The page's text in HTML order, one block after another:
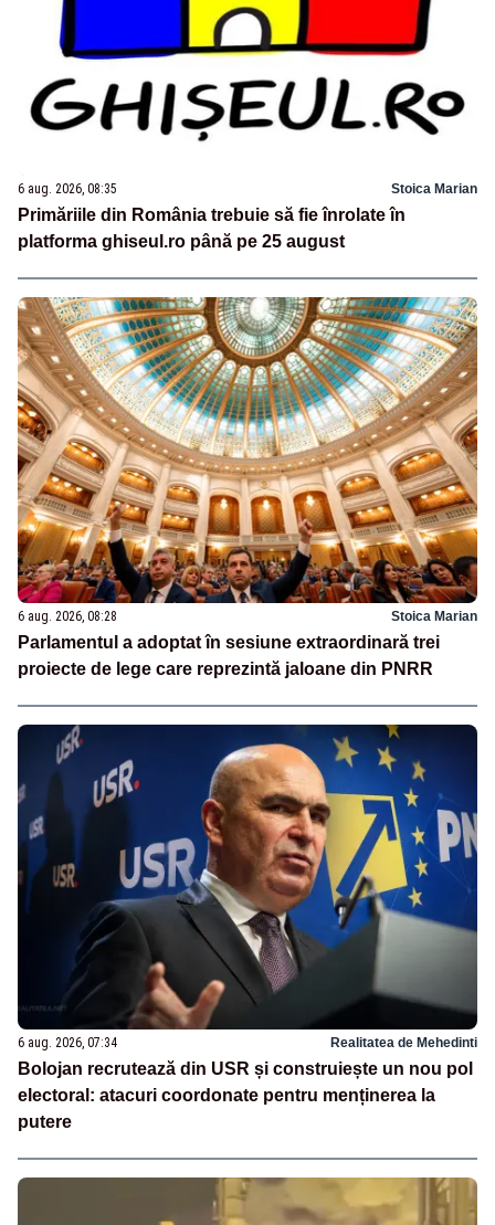
6 aug. 2026, 08:35 Stoica Marian
Primăriile din România trebuie să fie înrolate în
platforma ghiseul.ro până pe 25 august
6 aug. 2026, 08:28 Stoica Marian
Parlamentul a adoptat în sesiune extraordinară trei
proiecte de lege care reprezintă jaloane din PNRR
6 aug. 2026, 07:34 Realitatea de Mehedinti
Bolojan recrutează din USR și construiește un nou pol
electoral: atacuri coordonate pentru menținerea la
putere